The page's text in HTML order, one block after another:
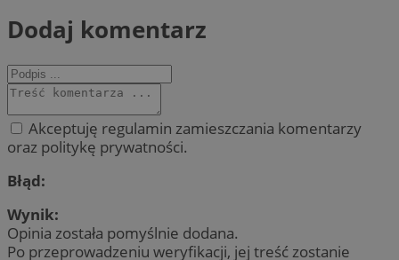
Dodaj komentarz
Akceptuję regulamin zamieszczania komentarzy
oraz politykę prywatności.
Błąd:
Wynik:
Opinia została pomyślnie dodana.
Po przeprowadzeniu weryfikacji, jej treść zostanie